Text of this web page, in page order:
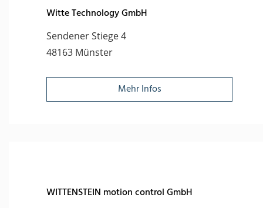
Witte Technology GmbH
Sendener Stiege 4
48163 Münster
Mehr Infos
WITTENSTEIN motion control GmbH